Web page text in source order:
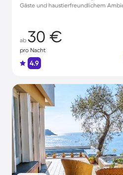
Gäste und haustierfreundlichem
ab 30 €
pro Nacht
4.9